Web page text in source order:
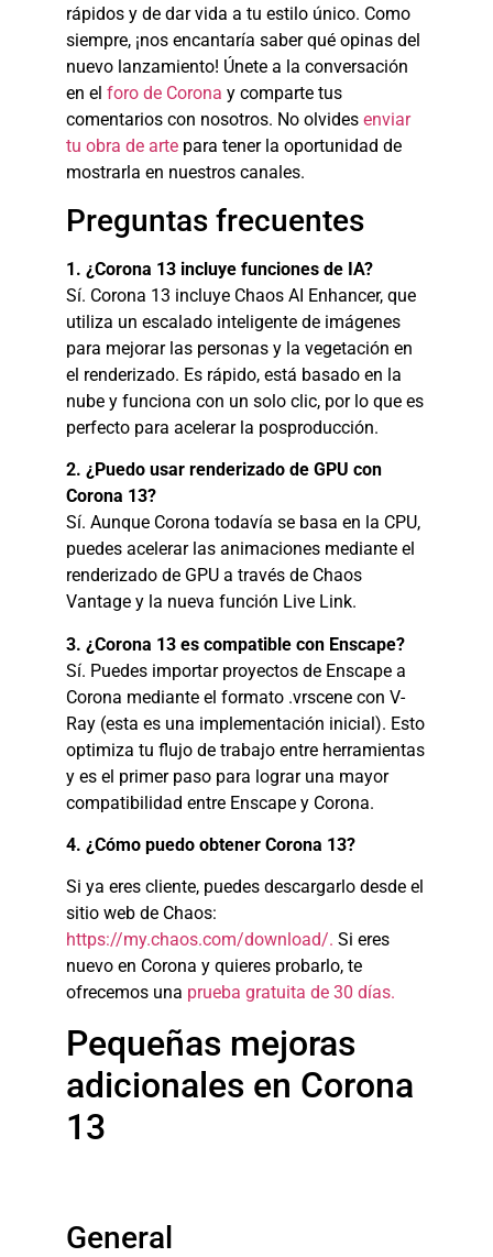
rápidos y de dar vida a tu estilo único. Como
siempre, ¡nos encantaría saber qué opinas del
nuevo lanzamiento! Únete a la conversación
en el foro de Corona y comparte tus
comentarios con nosotros. No olvides enviar
tu obra de arte para tener la oportunidad de
mostrarla en nuestros canales.
Preguntas frecuentes
1. ¿Corona 13 incluye funciones de IA?
Sí. Corona 13 incluye Chaos AI Enhancer, que
utiliza un escalado inteligente de imágenes
para mejorar las personas y la vegetación en
el renderizado. Es rápido, está basado en la
nube y funciona con un solo clic, por lo que es
perfecto para acelerar la posproducción.
2. ¿Puedo usar renderizado de GPU con
Corona 13?
Sí. Aunque Corona todavía se basa en la CPU,
puedes acelerar las animaciones mediante el
renderizado de GPU a través de Chaos
Vantage y la nueva función Live Link.
3. ¿Corona 13 es compatible con Enscape?
Sí. Puedes importar proyectos de Enscape a
Corona mediante el formato .vrscene con V-
Ray (esta es una implementación inicial). Esto
optimiza tu flujo de trabajo entre herramientas
y es el primer paso para lograr una mayor
compatibilidad entre Enscape y Corona.
4. ¿Cómo puedo obtener Corona 13?
Si ya eres cliente, puedes descargarlo desde el
sitio web de Chaos:
https://my.chaos.com/download/. Si eres
nuevo en Corona y quieres probarlo, te
ofrecemos una prueba gratuita de 30 días.
Pequeñas mejoras
adicionales en Corona
13
General